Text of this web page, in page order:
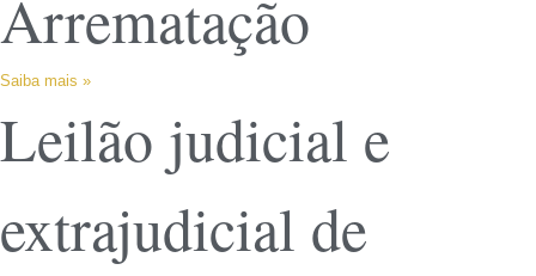
Arrematação
Saiba mais »
Leilão judicial e
extrajudicial de